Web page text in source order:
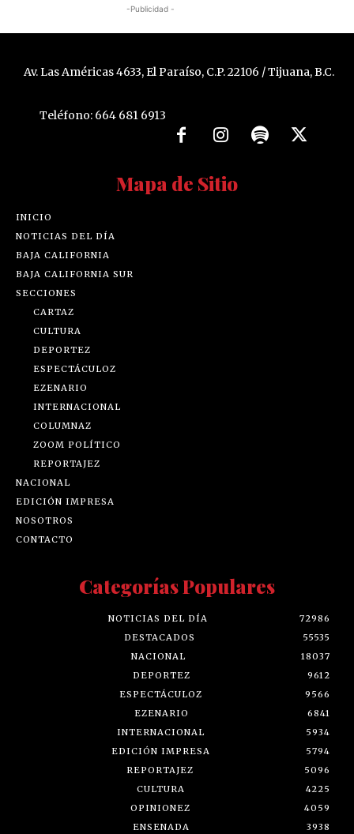
-Publicidad -
Av. Las Américas 4633, El Paraíso, C.P. 22106 / Tijuana, B.C.
Teléfono: 664 681 6913
Mapa de Sitio
INICIO
NOTICIAS DEL DÍA
BAJA CALIFORNIA
BAJA CALIFORNIA SUR
SECCIONES
CARTAZ
CULTURA
DEPORTEZ
ESPECTÁCULOZ
EZENARIO
INTERNACIONAL
COLUMNAZ
ZOOM POLÍTICO
REPORTAJEZ
NACIONAL
EDICIÓN IMPRESA
NOSOTROS
CONTACTO
Categorías Populares
NOTICIAS DEL DÍA
72986
DESTACADOS
55535
NACIONAL
18037
DEPORTEZ
9612
ESPECTÁCULOZ
9566
EZENARIO
6841
INTERNACIONAL
5934
EDICIÓN IMPRESA
5794
REPORTAJEZ
5096
CULTURA
4225
OPINIONEZ
4059
ENSENADA
3938